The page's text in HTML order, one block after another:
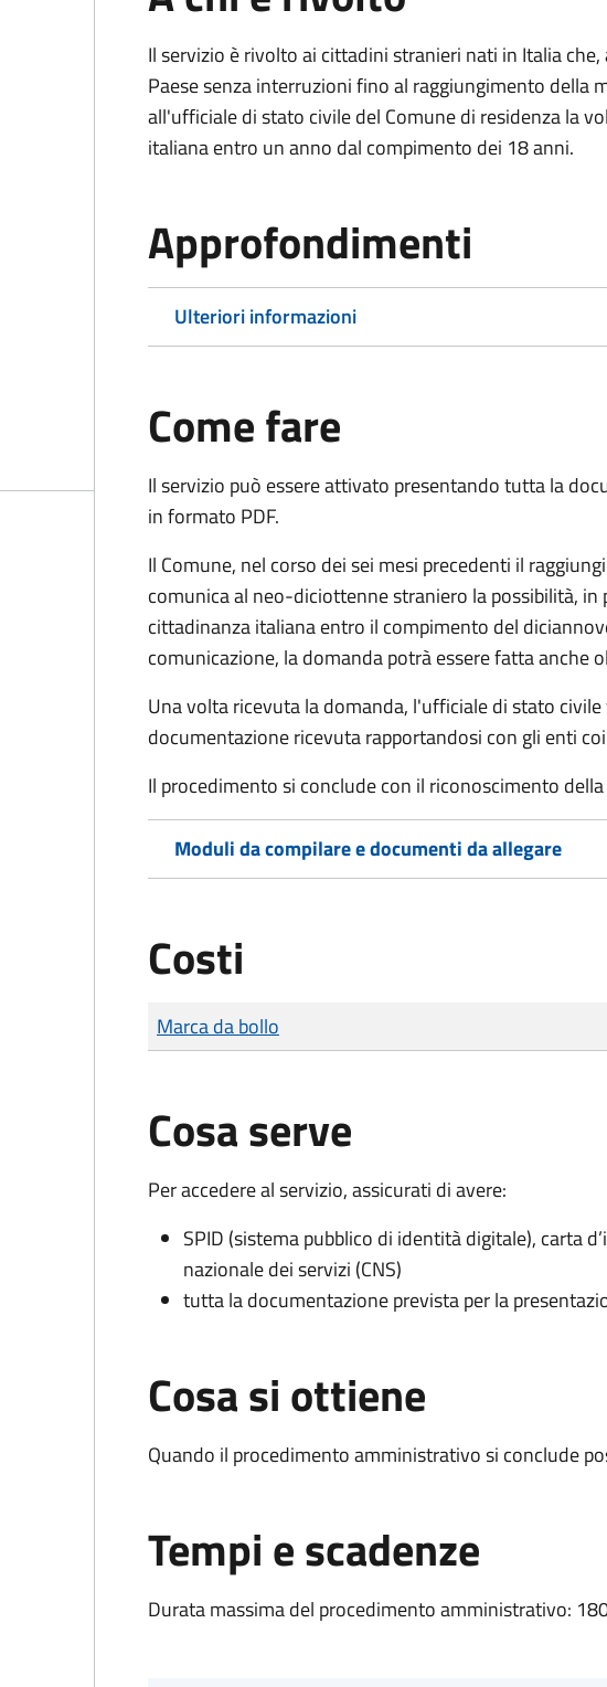
Il servizio è rivolto ai cittadini stranieri nati in Italia
Paese senza interruzioni fino al raggiungimento della
all'ufficiale di stato civile del Comune di residenza la
italiana entro un anno dal compimento dei 18 anni.
Approfondimenti
Ulteriori informazioni
Come fare
Il servizio può essere attivato presentando tutta la
in formato PDF.
Il Comune, nel corso dei sei mesi precedenti il
comunica al neo-diciottenne straniero la possibilità, in
cittadinanza italiana entro il compimento del
comunicazione, la domanda potrà essere fatta anche
Una volta ricevuta la domanda, l'ufficiale di stato
documentazione ricevuta rapportandosi con gli enti
Il procedimento si conclude con il riconoscimento
Moduli da compilare e documenti da allegare
Costi
Tipo di pagamento
Importo
Marca da bollo
Cosa serve
Per accedere al servizio, assicurati di avere:
SPID (sistema pubblico di identità digitale), carta
nazionale dei servizi (CNS)
tutta la documentazione prevista per la
Cosa si ottiene
Quando il procedimento amministrativo si conclude
Tempi e scadenze
Durata massima del procedimento amministrativo: